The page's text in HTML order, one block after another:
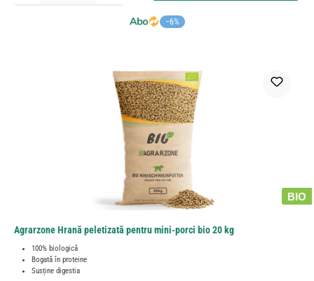
−6%
BIO
Agrarzone Hrană peletizată pentru mini-porci bio 20 kg
100% biologică
Bogată în proteine
Susține digestia